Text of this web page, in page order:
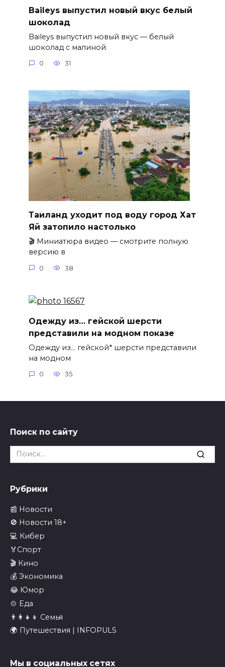
Baileys выпустил новый вкус белый
шоколад
Baileys выпустил новый вкус — белый
шоколад с малиной.
0 31
Таиланд уходит под воду город Хат
Яй затопило настолько
🎬 Миниатюра видео — смотрите полную
версию в
0 38
Одежду из… гейской шерсти
представили на модном показе
Одежду из… гейской* шерсти представили
на модном
0 35
Поиск по сайту
Search
for:
Рубрики
📰 Новости
🚫 Новости 18+
💻 Кибер
🏅Спорт
🎬 Кино
💰 Экономика
😂 Юмор
🍲 Еда
👨‍👩‍👧‍👦 Семья
🌍 Путешествия | INFOPULS
Мы в социальных сетях